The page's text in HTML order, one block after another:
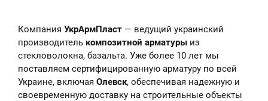
Компания УкрАрмПласт — ведущий украинский
производитель композитной арматуры из
стекловолокна, базальта. Уже более 10 лет мы
поставляем сертифицированную арматуру по всей
Украине, включая Олевск, обеспечивая надежную и
своевременную доставку на строительные объекты